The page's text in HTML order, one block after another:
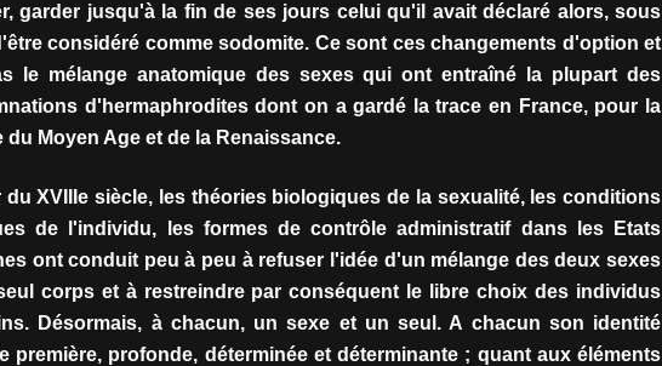
garder jusqu'à la fin de ses jours celui qu'il avait déclaré alors, sous
considéré comme sodomite. Ce sont ces changements d'option et
le mélange anatomique des sexes qui ont entraîné la plupart des
d'hermaphrodites dont on a gardé la trace en France, pour la
du Moyen Age et de la Renaissance.
du XVIIIe siècle, les théories biologiques de la sexualité, les conditions
de l'individu, les formes de contrôle administratif dans les Etats
ont conduit peu à peu à refuser l'idée d'un mélange des deux sexes
corps et à restreindre par conséquent le libre choix des individus
Désormais, à chacun, un sexe et un seul. A chacun son identité
première, profonde, déterminée et déterminante ; quant aux éléments